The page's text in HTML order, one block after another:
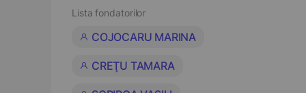
Lista fondatorilor
COJOCARU MARINA
CREŢU TAMARA